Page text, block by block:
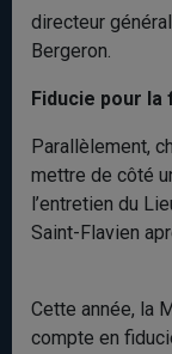
directeur
Bergeron.
Fiducie pour
Parallèlement,
mettre de côté
l’entretien du
Saint-Flavien
Cette année, la
compte en